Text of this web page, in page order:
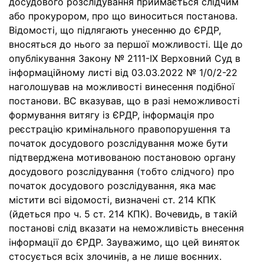
або прокурором, про що виноситься постанова.
Відомості, що підлягають унесенню до ЄРДР,
вносяться до нього за першої можливості. Ще до
опублікування Закону № 2111-ІХ Верховний Суд в
інформаційному листі від 03.03.2022 № 1/0/2-22
наголошував на можливості винесення подібної
постанови. ВС вказував, що в разі неможливості
формування витягу із ЄРДР, інформація про
реєстрацію кримінального правопорушення та
початок досудового розслідування може бути
підтверджена мотивованою постановою органу
досудового розслідування (тобто слідчого) про
початок досудового розслідування, яка має
містити всі відомості, визначені ст. 214 КПК
(йдеться про ч. 5 ст. 214 КПК). Вочевидь, в такій
постанові слід вказати на неможливість внесення
інформації до ЄРДР. Зауважимо, що цей виняток
стосується всіх злочинів, а не лише воєнних.